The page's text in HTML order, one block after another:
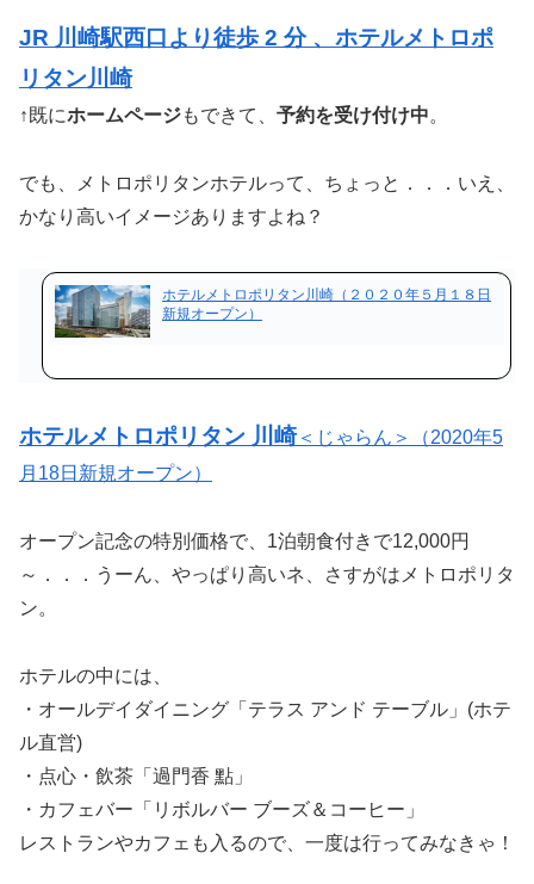
JR 川崎駅西口より徒歩 2 分 、ホテルメトロポ
リタン川崎
↑既にホームページもできて、 予約を受け付け中。
でも、メトロポリタンホテルって、ちょっと．．．いえ、
かなり高いイメージありますよね？
ホテルメトロポリタン川崎（２０２０年５月１８日
新規オープン）
ホテルメトロポリタン 川崎＜じゃらん＞（2020年5
月18日新規オープン）
オープン記念の特別価格で、1泊朝食付きで12,000円
～．．．うーん、やっぱり高いネ、さすがはメトロポリタ
ン。
ホテルの中には、
・オールデイダイニング「テラス アンド テーブル」(ホテ
ル直営)
・点心・飲茶「過門香 點」
・カフェバー「リボルバー ブーズ＆コーヒー」
レストランやカフェも入るので、一度は行ってみなきゃ！